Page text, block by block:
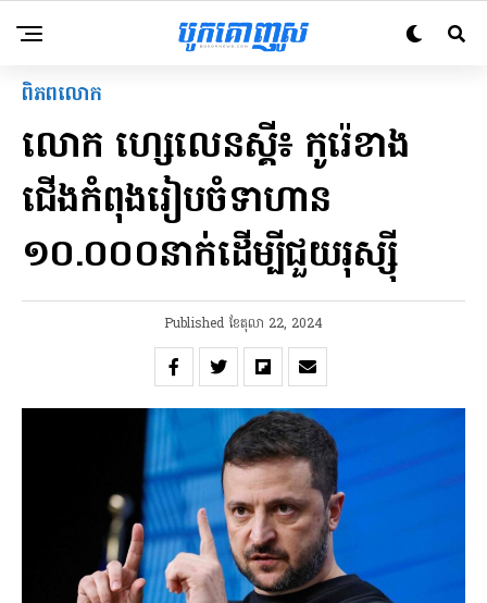
ពិភពលោក
លោក ហ្សេលេនស្គី៖ កូរ៉េ​ខាង​
ជើង​កំពុង​រៀបចំ​ទាហាន ​
១០.០០០​នាក់​ដើម្បី​ជួយ​រុស្ស៊ី
Published ខែ​តុលា 22, 2024